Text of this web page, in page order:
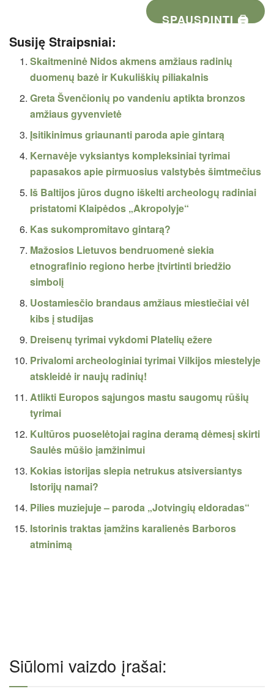
SPAUSDINTI 🖨
Susiję Straipsniai:
Skaitmeninė Nidos akmens amžiaus radinių
duomenų bazė ir Kukuliškių piliakalnis
Greta Švenčionių po vandeniu aptikta bronzos
amžiaus gyvenvietė
Įsitikinimus griaunanti paroda apie gintarą
Kernavėje vyksiantys kompleksiniai tyrimai
papasakos apie pirmuosius valstybės šimtmečius
Iš Baltijos jūros dugno iškelti archeologų radiniai
pristatomi Klaipėdos „Akropolyje“
Kas sukompromitavo gintarą?
Mažosios Lietuvos bendruomenė siekia
etnografinio regiono herbe įtvirtinti briedžio
simbolį
Uostamiesčio brandaus amžiaus miestiečiai vėl
kibs į studijas
Dreisenų tyrimai vykdomi Platelių ežere
Privalomi archeologiniai tyrimai Vilkijos miestelyje
atskleidė ir naujų radinių!
Atlikti Europos sąjungos mastu saugomų rūšių
tyrimai
Kultūros puoselėtojai ragina deramą dėmesį skirti
Saulės mūšio įamžinimui
Kokias istorijas slepia netrukus atsiversiantys
Istorijų namai?
Pilies muziejuje – paroda „Jotvingių eldoradas“
Istorinis traktas įamžins karalienės Barboros
atminimą
Siūlomi vaizdo įrašai: